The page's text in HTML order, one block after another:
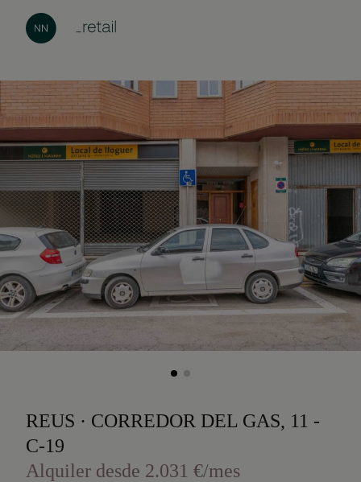
REUS · CORREDOR DEL GAS, 11 -
C-19
Alquiler desde 2.031 €/mes